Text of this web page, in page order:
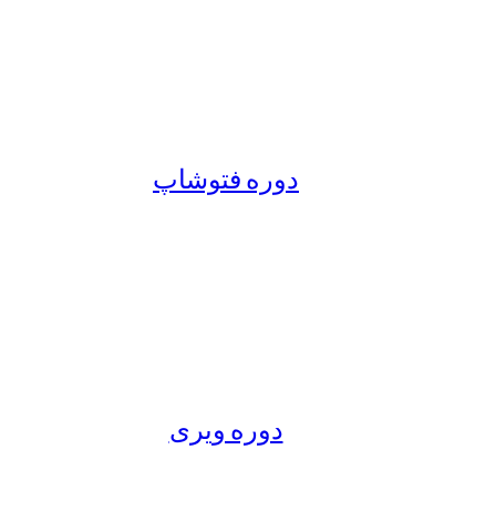
دوره فتوشاپ
دوره ویری